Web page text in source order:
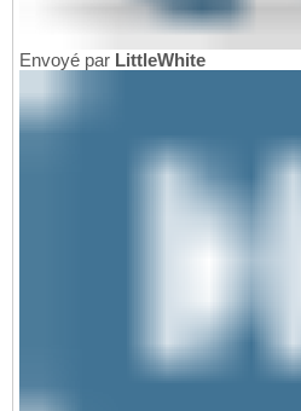
Envoyé par LittleWhite